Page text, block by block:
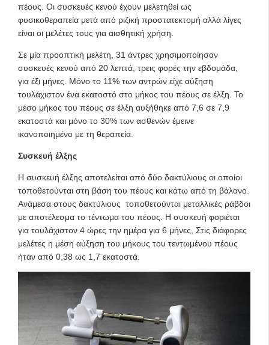
πέους. Οι συσκευές κενού έχουν μελετηθεί ως
φυσικοθεραπεία μετά από ριζική προστατεκτομή αλλά λίγες
είναι οι μελέτες τους για αισθητική χρήση.
Σε μία προοπτική μελέτη, 31 άντρες χρησιμοποίησαν
συσκευές κενού από 20 λεπτά, τρεις φορές την εβδομάδα,
για έξι μήνες. Μόνο το 11% των αντρών είχε αύξηση
τουλάχιστον ένα εκατοστό στο μήκος του πέους σε έλξη. Το
μέσο μήκος του πέους σε έλξη αυξήθηκε από 7,6 σε 7,9
εκατοστά και μόνο το 30% των ασθενών έμεινε
ικανοποιημένο με τη θεραπεία.
Συσκευή έλξης
Η συσκευή έλξης αποτελείται από δύο δακτύλιους οι οποίοι
τοποθετούνται στη βάση του πέους και κάτω από τη βάλανο.
Ανάμεσα στους δακτύλιους τοποθετούνται μεταλλικές ράβδοι
με αποτέλεσμα το τέντωμα του πέους. Η συσκευή φοριέται
για τουλάχιστον 4 ώρες την ημέρα για 6 μήνες, Στις διάφορες
μελέτες η μέση αύξηση του μήκους του τεντωμένου πέους
ήταν από 0,38 ως 1,7 εκατοστά.